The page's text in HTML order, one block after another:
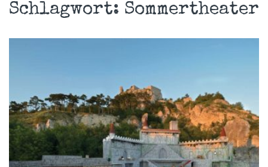
Schlagwort: Sommertheater